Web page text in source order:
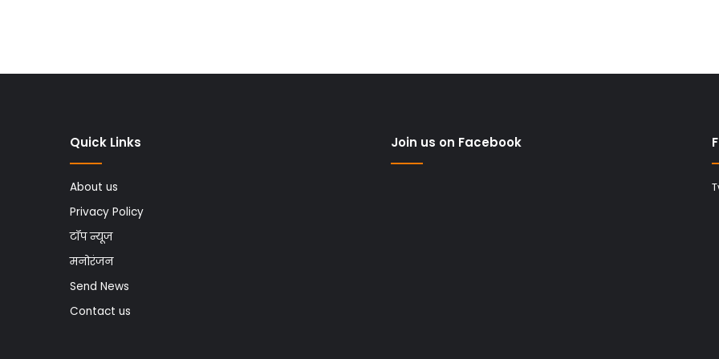
Quick Links
About us
Privacy Policy
टॉप न्यूज
मनोरंजन
Send News
Contact us
Join us on Facebook